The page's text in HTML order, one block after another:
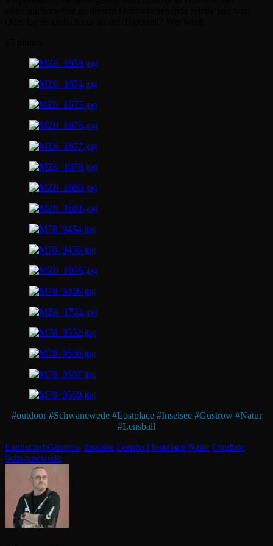
#outdoor#Schwanewede#Lostplace#Inselsee#Güstrow#Natur
#Lensball
Categories
LandschaftTags,
Güstrow Inselsee Lensball lostplace Natur Outdoor
Schwanewede